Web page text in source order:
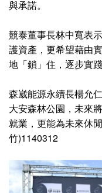
與承諾。
競泰董事長林中寬表
護資產，更希望藉由
地「鎖」住，逐步實
森崴能源永續長楊允
大安森林公園，未來
就業，更能為未來休
竹)1140312